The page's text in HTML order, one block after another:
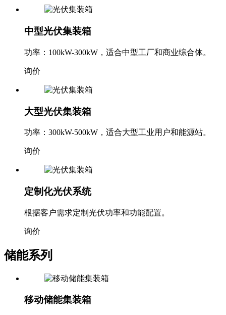
功率：100kW-300kW，适合中型工厂和商业综合体。
询价
大型光伏集装箱
功率：300kW-500kW，适合大型工业用户和能源站。
询价
根据客户需求定制光伏功率和功能配置。
询价
储能+快速部署，为临时用电和应急场景提供可靠电力